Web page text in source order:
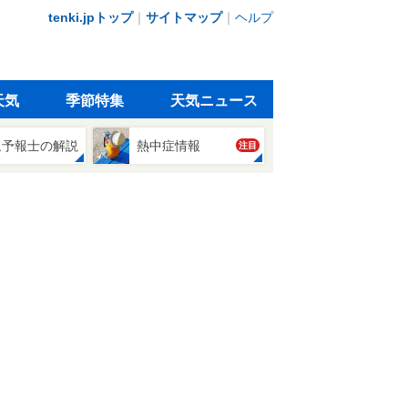
tenki.jpトップ｜ サイトマップ｜ ヘルプ
気 季節特集 天気ニュース
報士の解説 熱中症情報 注目